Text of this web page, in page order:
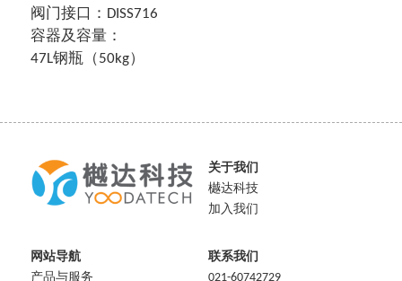
阀门接口：DISS716
容器及容量：
47L钢瓶（50kg）
关于我们
樾达科技
加入我们
网站导航
产品与服务
联系我们
021-60742729